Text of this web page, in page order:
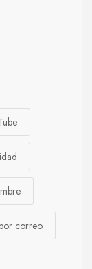
correo